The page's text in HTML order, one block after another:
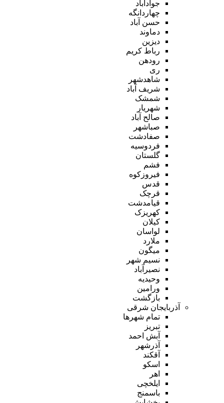
جوادآباد
چهاردانگه
حسن آباد
دماوند
دیزین
رباط کریم
رودهن
ری
شاهدشهر
شریف آباد
شمشک
شهریار
صالح آباد
صباشهر
صفادشت
فردوسیه
گلستان
فشم
فیروزکوه
قدس
قرچک
قیامدشت
کهریزک
کیلان
لواسان
ملارد
میگون
نسیم شهر
نصیرآباد
وحیدیه
ورامین
بازگشت
آذربایجان شرقی
تمام شهر‌ها
تبریز
آبش احمد
آذرشهر
آقکند
اسکو
اهر
ایلخچی
باسمنج